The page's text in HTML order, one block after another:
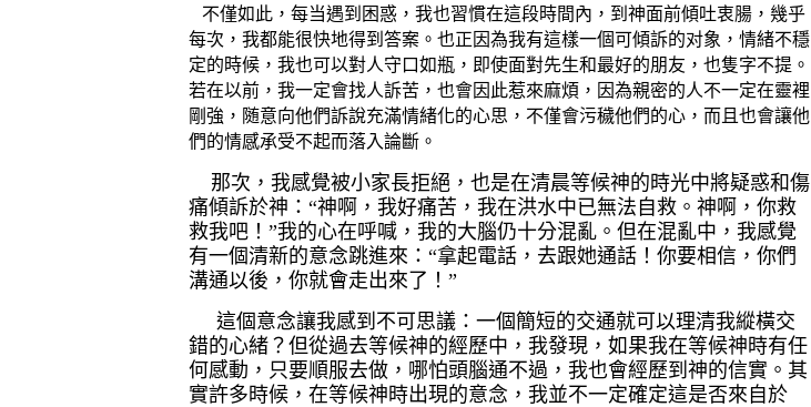
不僅如此，每当遇到 困惑，我也習慣在這段時間內， 到神面前傾吐衷腸 ，幾乎
每次 ，我都能很快地得到 答案。 也正因為我有這樣一個可傾訴的对象， 情緒不穩
定的時候，我也可以對人守口如瓶，即使面對先生和最好的朋友，也隻字不提。
若在以前，我一定會找人訴苦，也會因此惹來麻煩，因為親密的人不一定在靈裡
剛強 ，随意向他們訴說充滿情緒化的心思，不僅會污穢他們的心，而且也會讓他
們的情感承受不起而落入論斷 。
那次，我感覺被小家長拒絕，也是在清晨等候神的時光中將疑惑和傷
痛傾訴於神：“神啊，我好痛苦，我在洪水中已無法自救。 神啊，你救
救我吧！”我的心在呼喊，我的大腦仍十分混亂。但在混亂中，我感覺
有一個清新的意念跳進來：“拿起電話，去跟她通話！你要相信，你們
溝通以後，你就會走出來了！”
這個意念讓我感到不可思議：一個簡短的交通就可以理清我縱橫交
錯的心緒？但從過去等候神的經歷中 ， 我發現，如果我在等候神時有任
何感動，只要順服去做，哪怕頭腦通不過，我也會經歷到神的信實。 其
實許多時候，在等候神時出現的意念，我並不一定確定這是否來自於